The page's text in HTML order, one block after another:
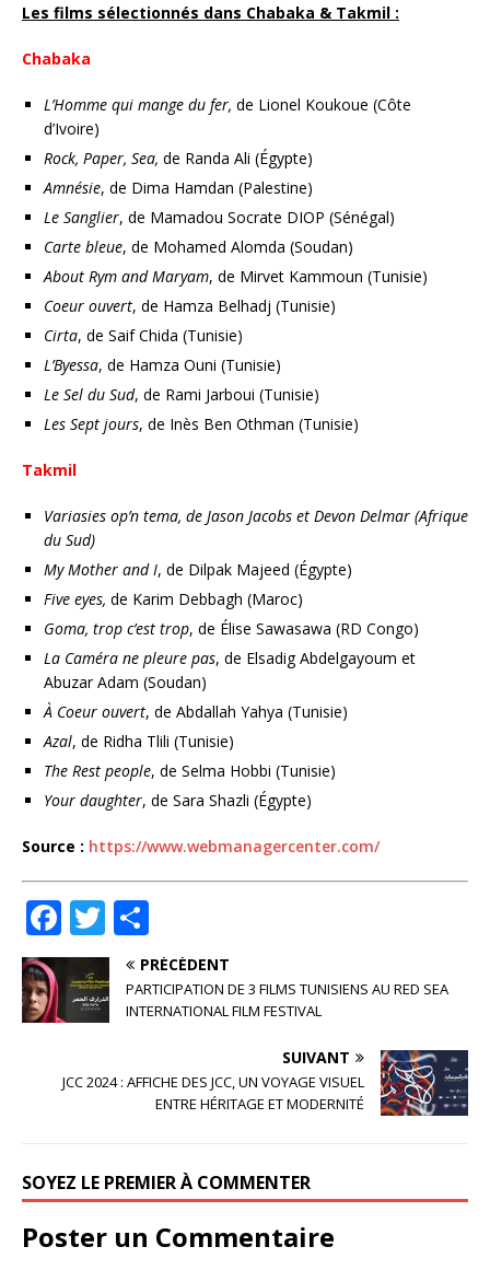
Les films sélectionnés dans Chabaka & Takmil :
Chabaka
L’Homme qui mange du fer, de Lionel Koukoue (Côte
d’Ivoire)
Rock, Paper, Sea, de Randa Ali (Égypte)
Amnésie, de Dima Hamdan (Palestine)
Le Sanglier, de Mamadou Socrate DIOP (Sénégal)
Carte bleue, de Mohamed Alomda (Soudan)
About Rym and Maryam, de Mirvet Kammoun (Tunisie)
Coeur ouvert, de Hamza Belhadj (Tunisie)
Cirta, de Saif Chida (Tunisie)
L’Byessa, de Hamza Ouni (Tunisie)
Le Sel du Sud, de Rami Jarboui (Tunisie)
Les Sept jours, de Inès Ben Othman (Tunisie)
Takmil
Variasies op’n tema, de Jason Jacobs et Devon Delmar (Afrique
du Sud)
My Mother and I, de Dilpak Majeed (Égypte)
Five eyes, de Karim Debbagh (Maroc)
Goma, trop c’est trop, de Élise Sawasawa (RD Congo)
La Caméra ne pleure pas, de Elsadig Abdelgayoum et
Abuzar Adam (Soudan)
À Coeur ouvert, de Abdallah Yahya (Tunisie)
Azal, de Ridha Tlili (Tunisie)
The Rest people, de Selma Hobbi (Tunisie)
Your daughter, de Sara Shazli (Égypte)
Source : https://www.webmanagercenter.com/
F
a
c
e
o
T
w
it
te
ar
ta
g
r
PRÉCÉDENT
PARTICIPATION DE 3 FILMS TUNISIENS AU RED SEA
INTERNATIONAL FILM FESTIVAL
SUIVANT
JCC 2024 : AFFICHE DES JCC, UN VOYAGE VISUEL
ENTRE HÉRITAGE ET MODERNITÉ
SOYEZ LE PREMIER À COMMENTER
Poster un Commentaire